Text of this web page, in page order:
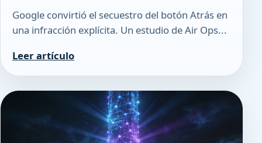
Google convirtió el secuestro del botón Atrás en
una infracción explícita. Un estudio de Air Ops...
Leer artículo